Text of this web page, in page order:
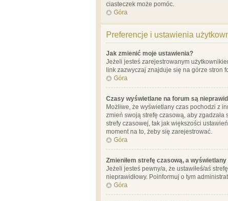
ciasteczek może pomóc.
Góra
Preferencje i ustawienia
Jak zmienić moje ustawienia?
Jeżeli jesteś zarejestrowanym
link zazwyczaj znajduje się na górze stron
Góra
Czasy wyświetlane na forum są
Możliwe, że wyświetlany czas pochodzi z
zmień swoją strefę czasową, aby
strefy czasowej, tak jak większości
moment na to, żeby się zarejestrować.
Góra
Zmieniłem strefę czasową, a wyświetlany
Jeżeli jesteś pewny/a, że ustawiłeś/aś
nieprawidłowy. Poinformuj o tym
Góra